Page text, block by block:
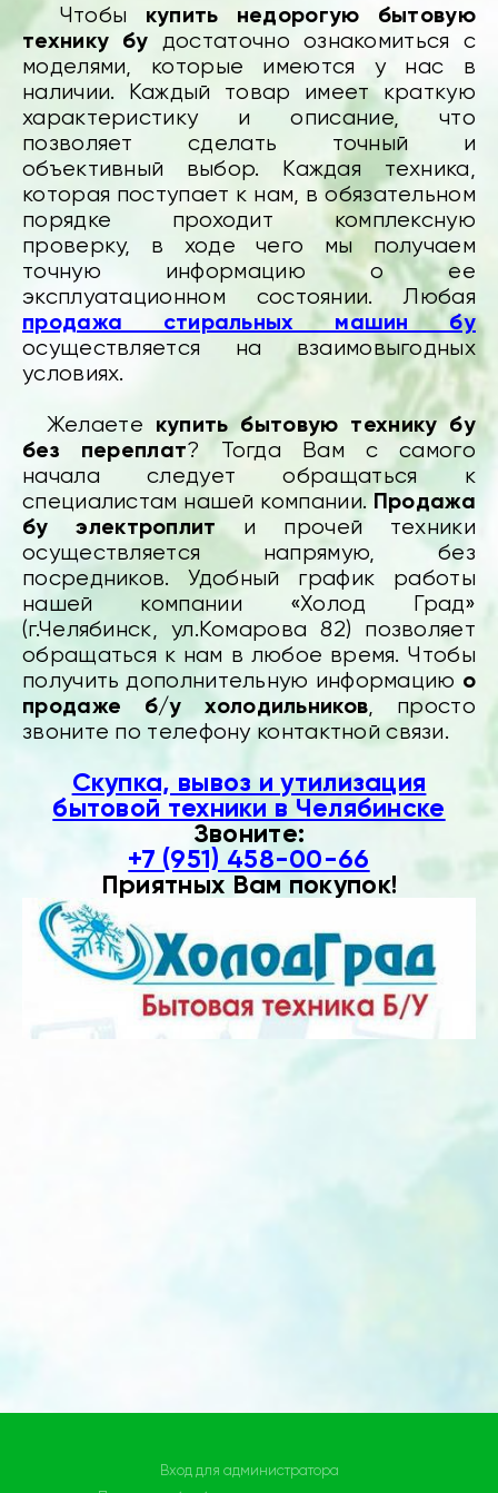
Чтобы купить недорогую бытовую
технику бу достаточно ознакомиться с
моделями, которые имеются у нас в
наличии. Каждый товар имеет краткую
характеристику и описание, что
позволяет сделать точный и
объективный выбор. Каждая техника,
которая поступает к нам, в обязательном
порядке проходит комплексную
проверку, в ходе чего мы получаем
точную информацию о ее
эксплуатационном состоянии. Любая
продажа стиральных машин бу
осуществляется на взаимовыгодных
условиях.
Желаете купить бытовую технику бу
без переплат? Тогда Вам с самого
начала следует обращаться к
специалистам нашей компании. Продажа
бу электроплит и прочей техники
осуществляется напрямую, без
посредников. Удобный график работы
нашей компании «Холод Град»
(г.Челябинск, ул.Комарова 82) позволяет
обращаться к нам в любое время. Чтобы
получить дополнительную информацию о
продаже б/у холодильников, просто
звоните по телефону контактной связи.
Скупка, вывоз и утилизация
бытовой техники в Челябинске
Звоните:
+7 (951) 458-00-66
Приятных Вам покупок!
Вход для администратора